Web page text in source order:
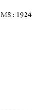
MS : 1924